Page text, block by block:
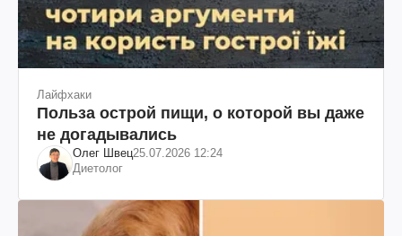
Лайфхаки
Польза острой пищи, о которой вы даже
не догадывались
Олег Швец25.07.2026 12:24
Диетолог